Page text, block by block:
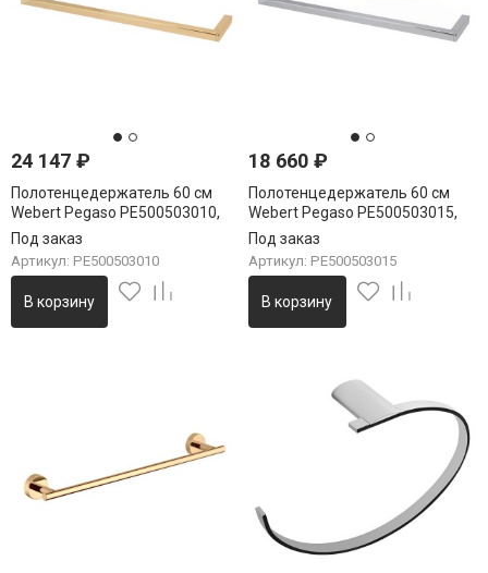
24 147 ₽
Полотенцедержатель 60 см
Webert Pegaso PE500503010,
золото
Под заказ
Артикул: PE500503010
В корзину
18 660₽
Полотенцедержатель 60 см
Webert Pegaso PE500503015,
хром
Под заказ
Артикул: PE500503015
В корзину